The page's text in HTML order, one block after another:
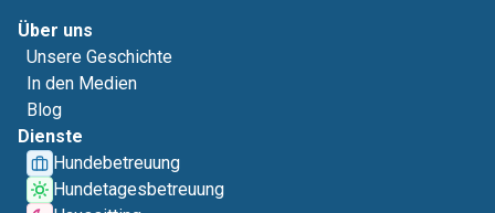
Über uns
Unsere Geschichte
In den Medien
Blog
Dienste
Hundebetreuung
Hundetagesbetreuung